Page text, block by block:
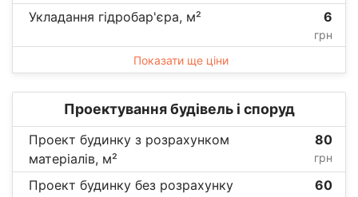
Укладання гідробар'єра, м² 6
грн
Показати ще ціни
Проектування будівель і споруд
Проект будинку з розрахунком
матеріалів, м²
80
грн
Проект будинку без розрахунку
60